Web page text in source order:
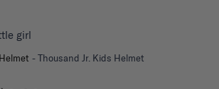
girl
Thousand Jr. Kids Helmet